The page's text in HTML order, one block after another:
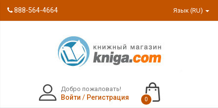
888-564-4664 Язык (RU)
Добро пожаловать!
Войти / Регистрация 0